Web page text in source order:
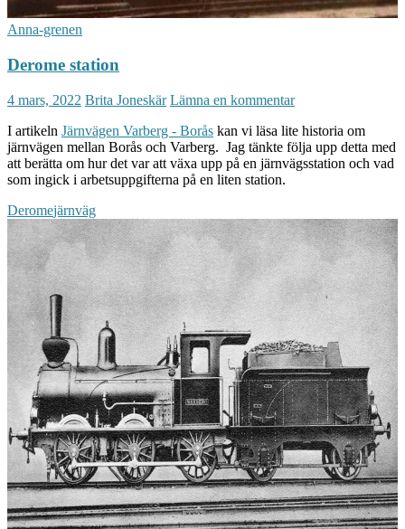
Anna-grenen
Derome station
4 mars, 2022 Brita Joneskär Lämna en kommentar
I artikeln Järnvägen Varberg - Borås kan vi läsa lite historia om
järnvägen mellan Borås och Varberg. Jag tänkte följa upp detta med
att berätta om hur det var att växa upp på en järnvägsstation och vad
som ingick i arbetsuppgifterna på en liten station.
Deromejärnväg